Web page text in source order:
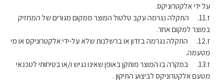
על ידי אלקטרוניקס.
ז.11. התקלה נגרמה עקב טלטול המוצר ממקום מגורים של המחזיק
במוצר למקום אחר.
ז.12. התקלה נגרמה בזדון או ברשלנות שלא על-ידי אלקטרוניקס או מי
מטעמה.
ז.13. במקרה בו המוצר מותקן באופן שאינו נגיש ו/או בטיחותי לטכנאי
מטעם אלקטרוניקס לביצוע התיקון .